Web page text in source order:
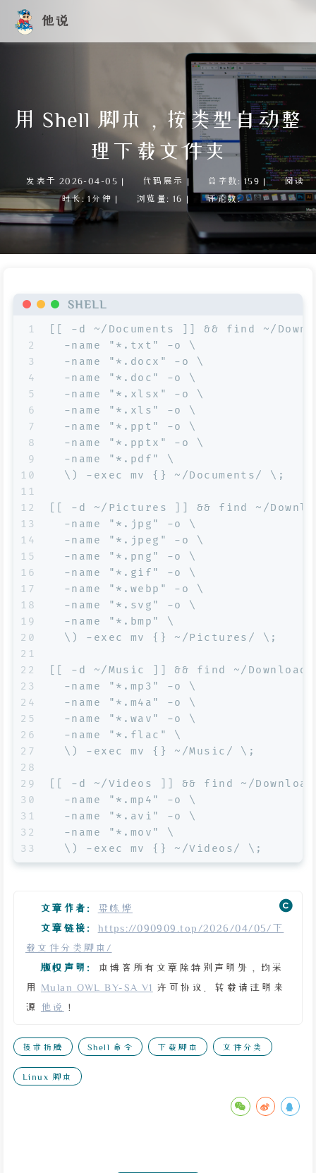
他说
用 Shell 脚本，按类型自动整
理下载文件夹
发表于 2026-04-05 | 代码展示 | 总字数: 159 |
阅读
时长: 1分钟 | 浏览量: 16 | 评论数:
SHELL
1
2
3
4
5
6
7
8
9
10
11
12
13
14
15
16
17
18
19
20
21
22
23
24
25
26
27
28
29
30
31
32
33
[[ -d ~/Documents ]] && find ~/
  -name "*.txt" -o \
  -name "*.docx" -o \
  -name "*.doc" -o \
  -name "*.xlsx" -o \
  -name "*.xls" -o \
  -name "*.ppt" -o \
  -name "*.pptx" -o \
  -name "*.pdf" \
  \) -exec mv {} ~/Documents/ \;
[[ -d ~/Pictures ]] && find ~/
  -name "*.jpg" -o \
  -name "*.jpeg" -o \
  -name "*.png" -o \
  -name "*.gif" -o \
  -name "*.webp" -o \
  -name "*.svg" -o \
  -name "*.bmp" \
  \) -exec mv {} ~/Pictures/ \;
[[ -d ~/Music ]] && find ~/
  -name "*.mp3" -o \
  -name "*.m4a" -o \
  -name "*.wav" -o \
  -name "*.flac" \
  \) -exec mv {} ~/Music/ \;
[[ -d ~/Videos ]] && find ~/
  -name "*.mp4" -o \
  -name "*.avi" -o \
  -name "*.mov" \
  \) -exec mv {} ~/Videos/ \;
文章作者:
梁栋烨
文章链接:
https://090909.top/2026/04/05/下
载文件分类脚本/
版权声明:
本博客所有文章除特别声明外，均采
用 Mulan OWL BY-SA V1 许可协议。转载请注明来
源 他说 ！
技术折腾 Shell 命令 下载脚本 文件分类
Linux 脚本